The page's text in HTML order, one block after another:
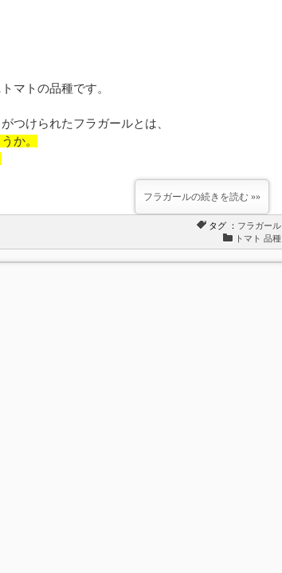
マトの品種です。
つけられたフラガールとは、
か。
フラガールの続きを読む »»
タグ ： フラガール
トマト 品種